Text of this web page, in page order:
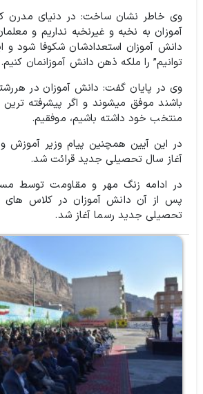
وی خاطر نشان ساخت: در دنیای مدرن
آموزان به نخبه و غیرنخبه نداریم و
دانش آموزان استعدادشان شکوفا شود و
توانیم” را ملکه ذهن دانش آموزانمان کنیم.
وی در پایان گفت: دانش آموزان در
باشند موفق میشوند و اگر پیشرفته
منتخب خود داشته باشیم، موفقیم.
در این آیین همچنین پیام وزیر آموزش
آغاز سال تحصیلی جدید قرائت شد.
در ادامه زنگ مهر و مقاومت توسط
پس از آن دانش آموزان در کلاس
تحصیلی جدید رسما آغاز شد.